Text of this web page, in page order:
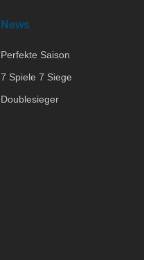
News
Perfekte Saison
7 Spiele 7 Siege
Doublesieger